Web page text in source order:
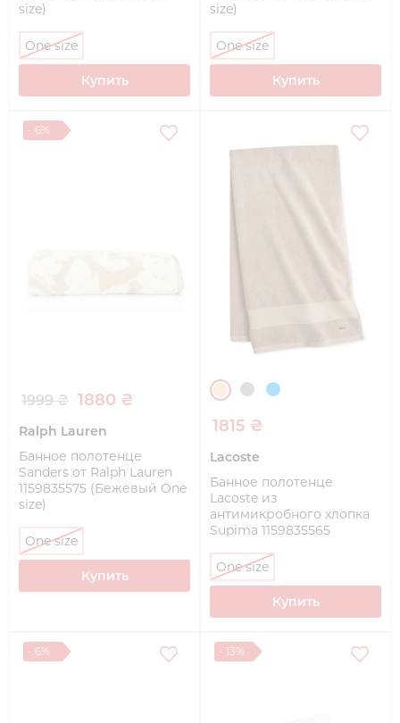
size)
One size
Купить
size)
One size
Купить
- 6%
1999 ₴ 1880 ₴
Ralph Lauren
Банное полотенце
Sanders от Ralph Lauren
1159835575 (Бежевый One
size)
One size
Купить
1815 ₴
Lacoste
Банное полотенце
Lacoste из
антимикробного хлопка
Supima 1159835565
One size
Купить
- 6% - 13%